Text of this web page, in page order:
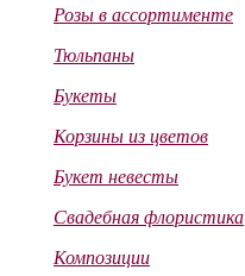
Розы в ассортименте
Тюльпаны
Букеты
Корзины из цветов
Букет невесты
Свадебная флористика
Композиции